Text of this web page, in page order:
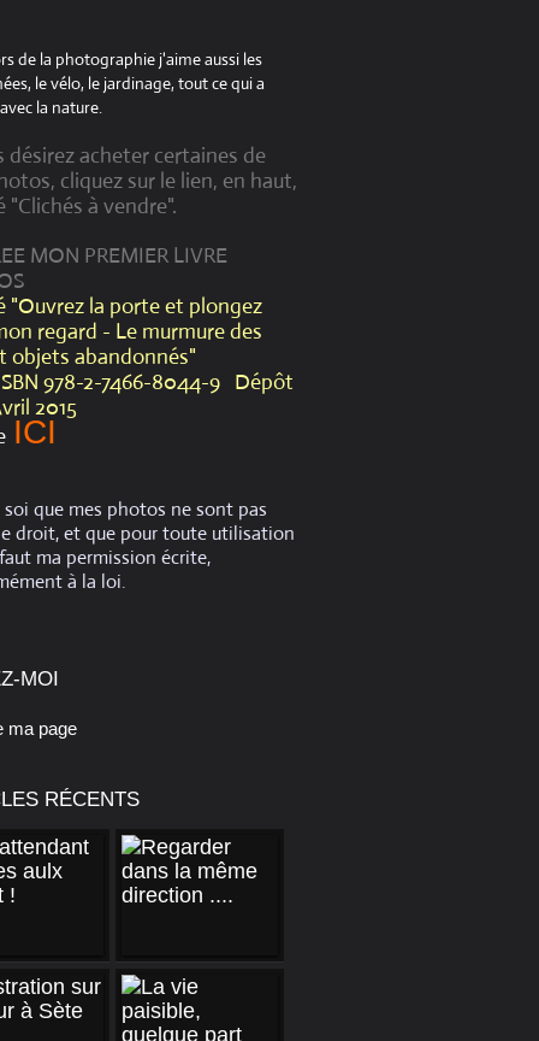
de la photographie j'aime aussi les
le vélo, le jardinage, tout ce qui a
la nature.
désirez acheter certaines de
cliquez sur le lien, en haut,
à vendre".
MON PREMIER LIVRE
"Ouvrez la porte et plongez
regard - Le murmure des
objets abandonnés"
978-2-7466-8044-9 Dépôt
2015
ICI
soi que mes photos ne sont pas
droit, et que pour toute utilisation
ma permission écrite,
à la loi.
MOI
ma page
RÉCENTS